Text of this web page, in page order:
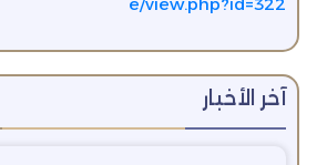
آخر الأخبار